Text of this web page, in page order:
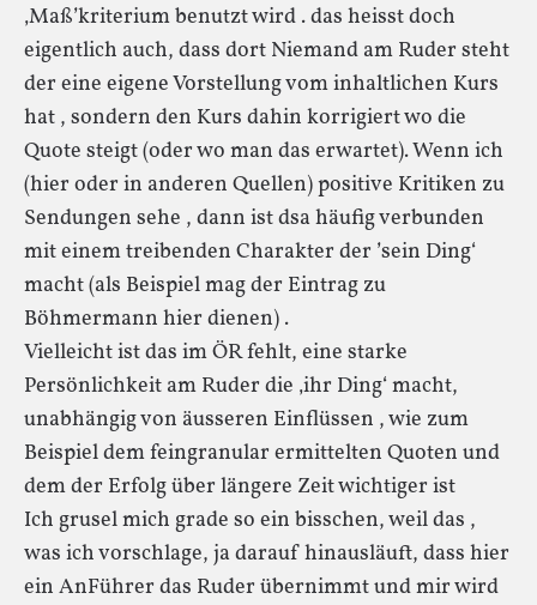
‚Maß’kriterium benutzt wird . das heisst doch
eigentlich auch, dass dort Niemand am Ruder steht
der eine eigene Vorstellung vom inhaltlichen Kurs
hat , sondern den Kurs dahin korrigiert wo die
Quote steigt (oder wo man das erwartet). Wenn ich
(hier oder in anderen Quellen) positive Kritiken zu
Sendungen sehe , dann ist dsa häufig verbunden
mit einem treibenden Charakter der ’sein Ding‘
macht (als Beispiel mag der Eintrag zu
Böhmermann hier dienen) .
Vielleicht ist das im ÖR fehlt, eine starke
Persönlichkeit am Ruder die ‚ihr Ding‘ macht,
unabhängig von äusseren Einflüssen , wie zum
Beispiel dem feingranular ermittelten Quoten und
dem der Erfolg über längere Zeit wichtiger ist
Ich grusel mich grade so ein bisschen, weil das ,
was ich vorschlage, ja darauf hinausläuft, dass hier
ein AnFührer das Ruder übernimmt und mir wird